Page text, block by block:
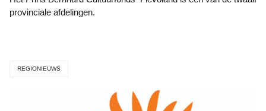
provinciale afdelingen.
REGIONIEUWS